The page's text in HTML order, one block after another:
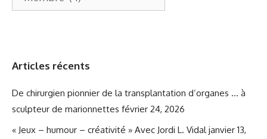
Articles récents
De chirurgien pionnier de la transplantation d’organes … à
sculpteur de marionnettes février 24, 2026
« Jeux – humour – créativité » Avec Jordi L. Vidal janvier 13,